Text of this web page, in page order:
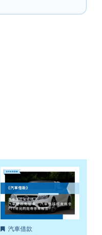
汽車借款